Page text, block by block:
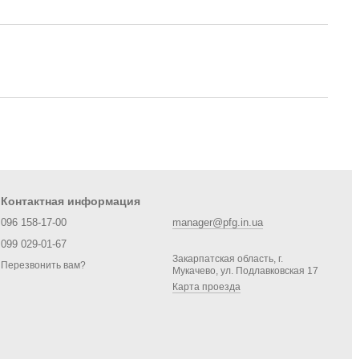
Контактная информация
096 158-17-00
099 029-01-67
Перезвонить вам?
manager@pfg.in.ua
Закарпатская область, г.
Мукачево, ул. Подлавковская 17
Карта проезда